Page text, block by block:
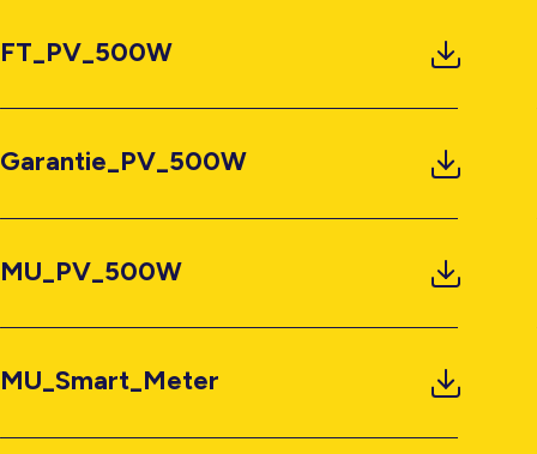
FT_PV_500W
Garantie_PV_500W
MU_PV_500W
MU_Smart_Meter